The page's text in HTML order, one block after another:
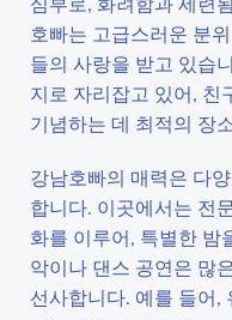
호빠는 고급스러운 분
들의 사랑을 받고 있습
지로 자리잡고 있어, 친
기념하는 데 최적의 장
강남호빠의 매력은 다
합니다. 이곳에서는 전
화를 이루어, 특별한 밤
악이나 댄스 공연은 많
선사합니다. 예를 들어,